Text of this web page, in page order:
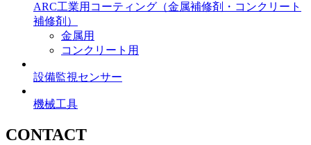
ARC工業用コーティング （金属補修剤・コンクリート
補修剤）
金属用
コンクリート用
設備監視センサー
機械工具
CONTACT